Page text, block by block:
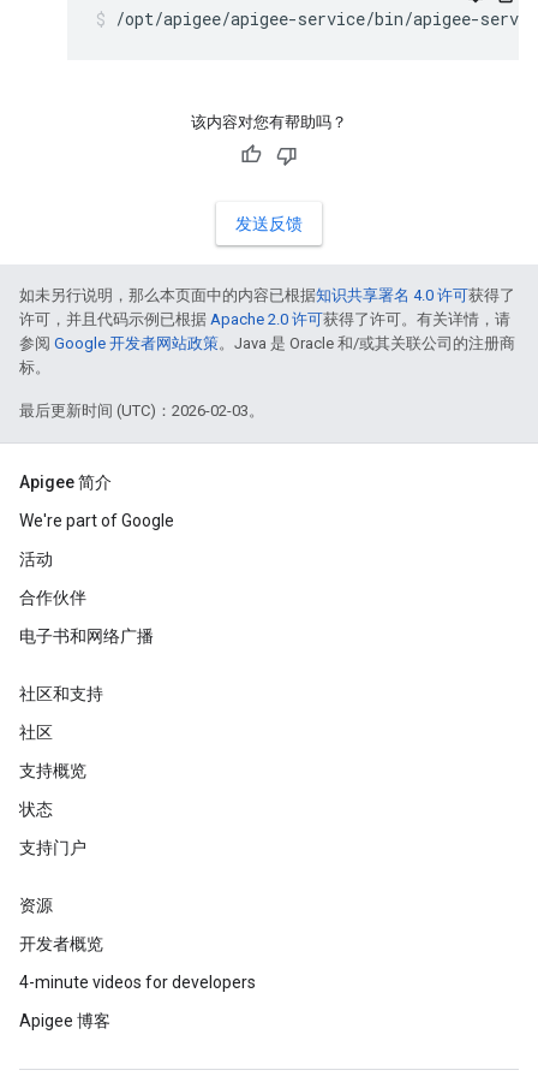
/opt/apigee/apigee-service/bin/apigee-
该内容对您有帮助吗？
发送反馈
如未另行说明，那么本页面中的内容已根据知识共享署名 4.0 许可获得了
许可，并且代码示例已根据 Apache 2.0 许可获得了许可。有关详情，请
参阅 Google 开发者网站政策。Java 是 Oracle 和/或其关联公司的注册商
标。
最后更新时间 (UTC)：2026-02-03。
Apigee 简介
We're part of Google
活动
合作伙伴
电子书和网络广播
社区和支持
社区
支持概览
状态
支持门户
资源
开发者概览
4-minute videos for developers
Apigee 博客